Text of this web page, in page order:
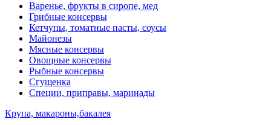
Варенье, фрукты в сиропе, мед
Грибные консервы
Кетчупы, томатные пасты, соусы
Майонезы
Мясные консервы
Овощные консервы
Рыбные консервы
Сгущенка
Специи, приправы, маринады
Крупа, макароны,бакалея